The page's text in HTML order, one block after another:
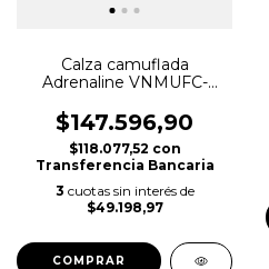
Calza camuflada
Adrenaline VNMUFC-
$147.596,90
$118.077,52 con
Transferencia Bancaria
3 cuotas sin interés de
$49.198,97
COMPRAR